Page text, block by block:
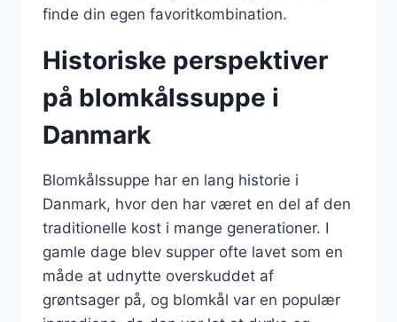
finde din egen favoritkombination.
Historiske perspektiver
på blomkålssuppe i
Danmark
Blomkålssuppe har en lang historie i
Danmark, hvor den har været en del af den
traditionelle kost i mange generationer. I
gamle dage blev supper ofte lavet som en
måde at udnytte overskuddet af
grøntsager på, og blomkål var en populær